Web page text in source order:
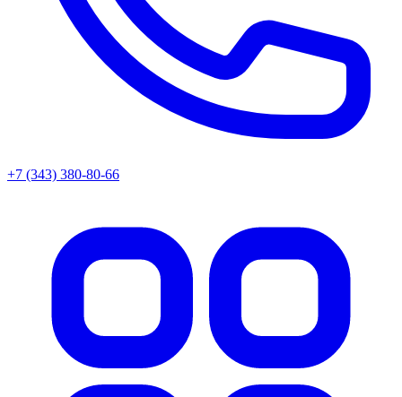
+7 (343) 380-80-66